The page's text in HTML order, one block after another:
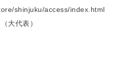
shinjuku/access/index.html
大代表）